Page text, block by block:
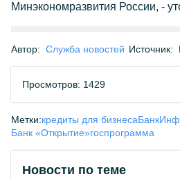
Минэкономразвития России, -
Автор: Служба новостей Источник:
Просмотров: 1429
Метки:кредиты для бизнеса
Банк «Открытие»госпрограмма
Новости по теме